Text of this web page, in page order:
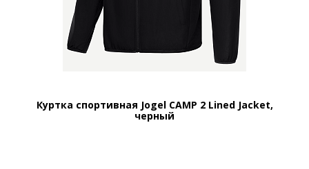
Куртка спортивная Jogel CAMP 2 Lined Jacket,
черный